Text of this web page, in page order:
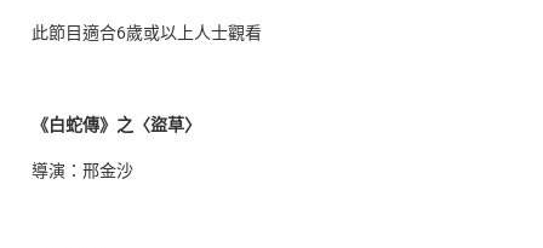
此節目適合6歲或以上人士觀看
《白蛇傳》之〈盜草〉
導演：邢金沙